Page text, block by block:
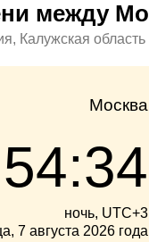
между
Калужская область
Москва
ночь, UTC+3
7 августа 2026 года